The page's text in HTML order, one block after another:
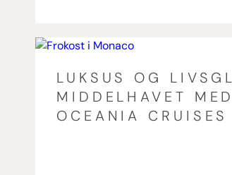
LUKSUS OG
MIDDELHAVET MED
OCEANIA CRUISES